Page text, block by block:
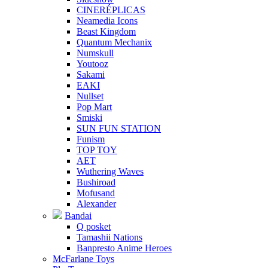
CINERÉPLICAS
Neamedia Icons
Beast Kingdom
Quantum Mechanix
Numskull
Youtooz
Sakami
EAKI
Nullset
Pop Mart
Smiski
SUN FUN STATION
Funism
TOP TOY
AET
Wuthering Waves
Bushiroad
Mofusand
Alexander
Bandai
Q posket
Tamashii Nations
Banpresto Anime Heroes
McFarlane Toys